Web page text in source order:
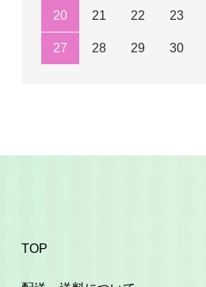
20 21 22 23
27 28 29 30
TOP